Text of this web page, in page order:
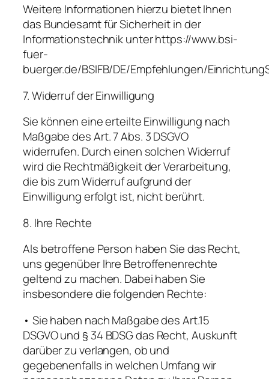
Weitere Informationen hierzu bietet Ihnen
das Bundesamt für Sicherheit in der
Informationstechnik unter https://www.bsi-
fuer-
buerger.de/BSIFB/DE/Empfehlungen/
7. Widerruf der Einwilligung
Sie können eine erteilte Einwilligung nach
Maßgabe des Art. 7 Abs. 3 DSGVO
widerrufen. Durch einen solchen Widerruf
wird die Rechtmäßigkeit der Verarbeitung,
die bis zum Widerruf aufgrund der
Einwilligung erfolgt ist, nicht berührt.
8. Ihre Rechte
Als betroffene Person haben Sie das Recht,
uns gegenüber Ihre Betroffenenrechte
geltend zu machen. Dabei haben Sie
insbesondere die folgenden Rechte:
• Sie haben nach Maßgabe des Art.15
DSGVO und § 34 BDSG das Recht, Auskunft
darüber zu verlangen, ob und
gegebenenfalls in welchen Umfang wir